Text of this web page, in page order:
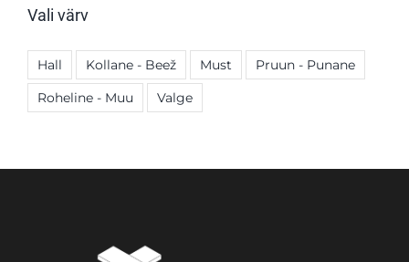
Vali värv
Hall Kollane - Beež Must
Pruun - Punane
Roheline - Muu
Valge